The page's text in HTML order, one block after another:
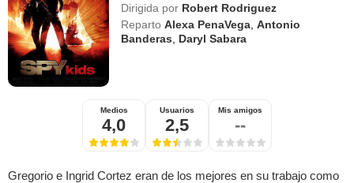
Dirigida por Robert Rodriguez
Reparto Alexa PenaVega ,Antonio
Banderas
Daryl Sabara
Medios
4,0
Usuarios
2,5
Mis amigos
--
Gregorio e Ingrid Cortez eran de los mejores en su trabajo como